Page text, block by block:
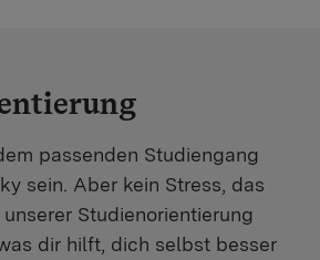
passenden Studiengang
sein. Aber kein Stress, das
Studienorientierung
dir hilft, dich selbst besser